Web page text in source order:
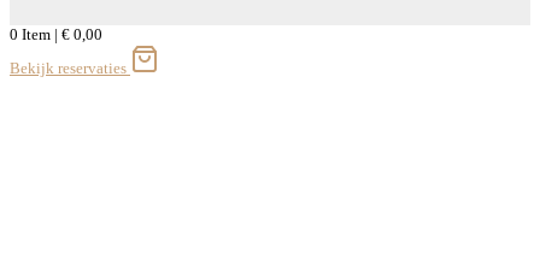
0 Item | € 0,00
Bekijk reservaties